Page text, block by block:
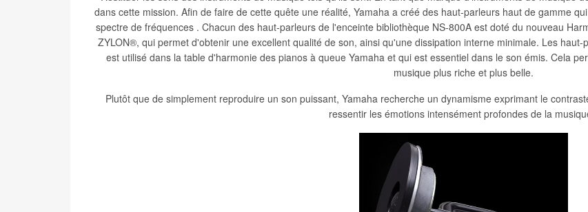
dans cette mission. Afin de faire de cette quête une réalité, Yamaha a créé des haut-parleurs haut de gamme
spectre de fréquences . Chacun des haut-parleurs de l'enceinte bibliothèque NS-800A est doté du nouveau
ZYLON®, qui permet d'obtenir une excellent qualité de son, ainsi qu'une dissipation interne minimale. Les
est utilisé dans la table d'harmonie des pianos à queue Yamaha et qui est essentiel dans le son émis. Cela
musique plus riche et plus belle.
Plutôt que de simplement reproduire un son puissant, Yamaha recherche un dynamisme exprimant le
ressentir les émotions intensément profondes de la